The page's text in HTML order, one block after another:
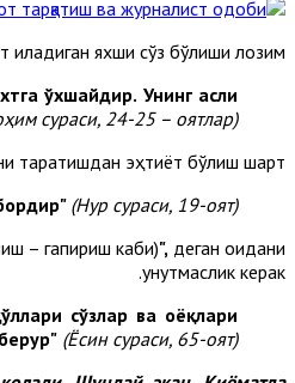
яхши сўз бўлиши лозим.
ўхшайдир. Унинг асли
сураси, 24-25 – оятлар).
эҳтиёт бўлиш шарт.
(Нур сураси, 19-оят).
– гапириш каби)", деган қоидани
унутмаслик керак.
сўзлар ва оёқлари
(Ёсин сураси, 65-оят).